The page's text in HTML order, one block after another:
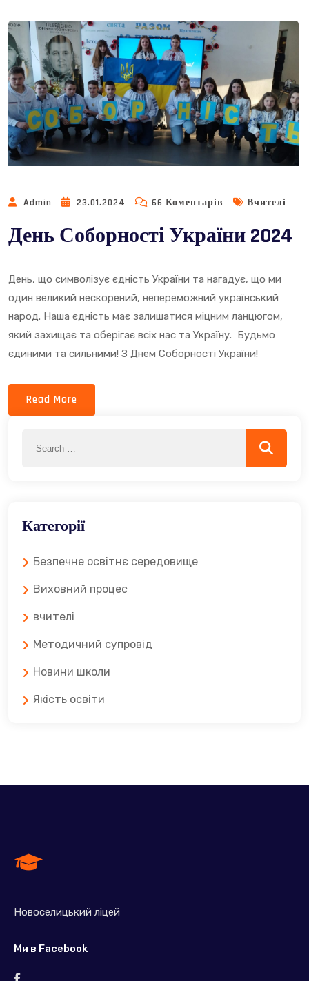
Admin 23.01.2024 66 Коментарів До
Соборності
Вчителі
День Соборності України 2024
День, що символізує єдність України та нагадує, що ми
один великий нескорений, непереможний український
народ. Наша єдність має залишатися міцним ланцюгом,
який захищає та оберігає всіх нас та Україну. Будьмо
єдиними та сильними! З Днем Соборності України!
Read More
Search
Категорії
Безпечне освітнє середовище
Виховний процес
вчителі
Методичний супровід
Новини школи
Якість освіти
Новоселицький ліцей
Ми в Facebook